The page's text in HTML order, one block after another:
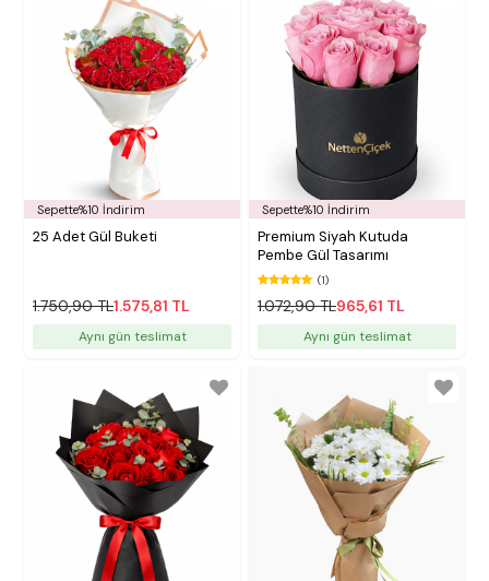
Sepette%10 İndirim
25 Adet Gül Buketi
1.750,90 TL1.575,81 TL
Aynı gün teslimat
Sepette%10 İndirim
Premium Siyah Kutuda
Pembe Gül Tasarımı
(1)
1.072,90 TL965,61 TL
Aynı gün teslimat